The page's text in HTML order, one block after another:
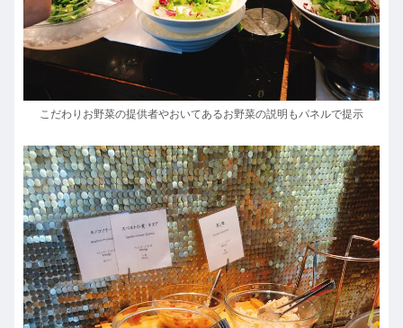
こだわりお野菜の提供者やおいてあるお野菜の説明もパネルで提示